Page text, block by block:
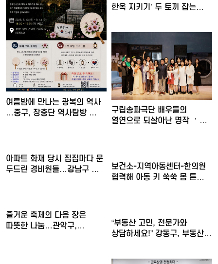
한옥 지키기’ 두 토끼 잡는…
여름밤에 만나는 광복의 역사
…중구, 장충단 역사탐방 …
구립송파극단 배우들의
열연으로 되살아난 명작 ＇
아파트 화재 당시 집집마다 문
두드린 경비원들…강남구 …
보건소-지역아동센터-한의원
협력해 아동 키 쑥쑥 몸 튼…
즐거운 축제의 다음 장은
따뜻한 나눔…관악구,
“부동산 고민, 전문가와
상담하세요!” 강동구, 부동산…